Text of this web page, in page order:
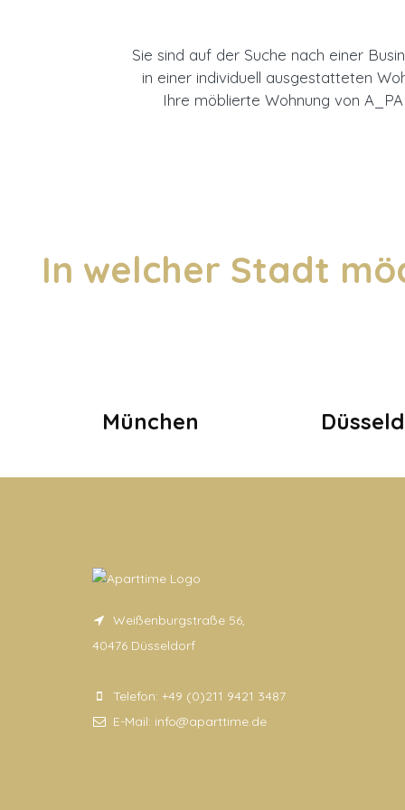
Sie sind auf der Suche nach einer
in einer individuell ausgestatteten
Ihre möblierte Wohnung von
In welcher Stadt
München
Weißenburgstraße 56,
40476 Düsseldorf
Telefon: +49 (0)211 9421 3487
E-Mail: info@aparttime.de